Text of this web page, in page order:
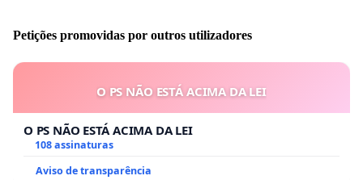
Petições promovidas por outros utilizadores
O PS NÃO ESTÁ ACIMA DA LEI
O PS NÃO ESTÁ ACIMA DA LEI
108 assinaturas
Aviso de transparência